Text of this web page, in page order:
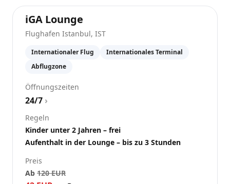
iGA Lounge )
Flughafen Istanbul, IST
Internationaler Flug
Internationales Terminal
Abflugzone
Öffnungszeiten
24/7 ›
Regeln
Kinder unter 2 Jahren – frei
Aufenthalt in der Lounge – bis zu 3 Stunden
Preis
Ab 120 EUR